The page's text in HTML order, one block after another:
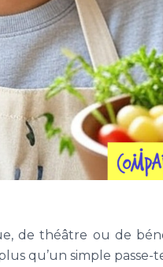
de théâtre ou de
qu’un simple passe-